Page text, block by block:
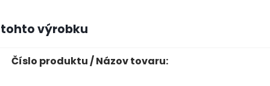
tohto výrobku
Číslo produktu / Názov tovaru: